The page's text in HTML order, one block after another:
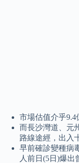
市場估值介乎9.4
而長沙灣道、元
路線途經，出入
早前確診變種病
人前日(5日)爆出